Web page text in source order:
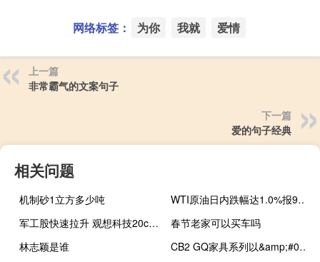
网络标签： 为你 我就 爱情
上一篇
非常霸气的文案句子
下一篇
爱的句子经典
相关问题
机制砂1立方多少吨
WTI原油日内跌幅达1.0%报92.73美元/桶
军工股快速拉升 观想科技20cm涨停
春节老家可以买车吗
林志颖是谁
CB2 GQ家具系列以&amp;#039;今日现代男&amp;#039;为目标